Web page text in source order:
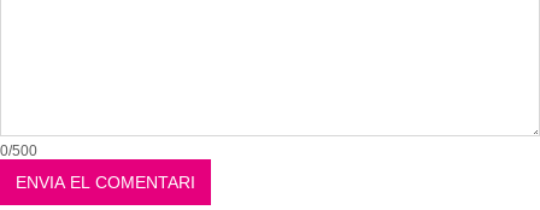
0/500